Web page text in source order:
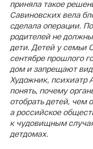
приняла такое
Савиновских вела
сделала операции.
родителей не
дети. Детей у семьи
сентябре прошлого
дом и запрещают
Художник, психиатр
понять, почему
отобрать детей, чем
а российское
к чудовищным
детдомах.